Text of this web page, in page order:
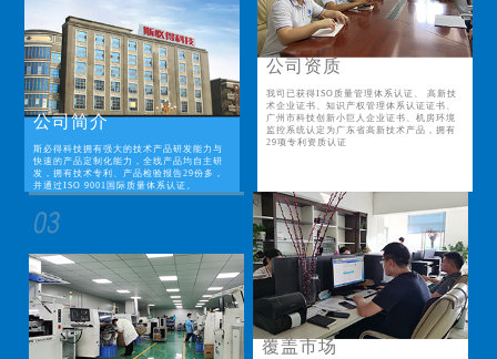
公司简介
斯必得科技拥有强大的技术产品研发能力与
快速的产品定制化能力，全线产品均自主研
发，拥有技术专利、产品检验报告29份多，
并通过ISO 9001国际质量体系认证。
公司资质
我司已获得ISO质量管理体系认证、 高新技
术企业证书、知识产权管理体系认证证书、
广州市科技创新小巨人企业证书、机房环境
监控系统认定为广东省高新技术产品，拥有
29项专利资质认证
覆盖市场